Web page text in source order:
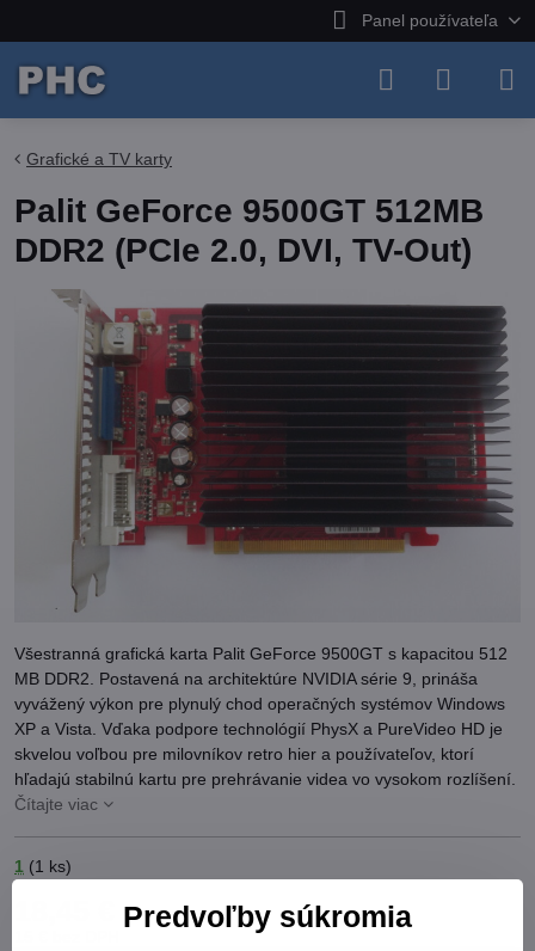
Panel používateľa
Grafické a TV karty
Palit GeForce 9500GT 512MB
DDR2 (PCIe 2.0, DVI, TV-Out)
Všestranná grafická karta Palit GeForce 9500GT s kapacitou 512
MB DDR2. Postavená na architektúre NVIDIA série 9, prináša
vyvážený výkon pre plynulý chod operačných systémov Windows
XP a Vista. Vďaka podpore technológií PhysX a PureVideo HD je
skvelou voľbou pre milovníkov retro hier a používateľov, ktorí
hľadajú stabilnú kartu pre prehrávanie videa vo vysokom rozlíšení.
Čítajte viac
1 (1 ks)
Predvoľby súkromia